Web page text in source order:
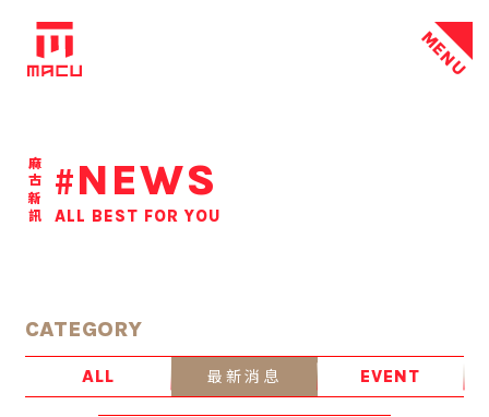
MENU
麻古新訊 #NEWS
ALL BEST FOR YOU
CATEGORY
ALL 最新消息 EVENT